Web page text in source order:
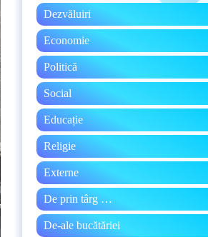
Dezvăluiri
Economie
Politică
Social
Educație
Religie
Externe
De prin târg …
De-ale bucătăriei